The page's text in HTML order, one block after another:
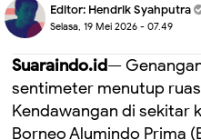
Editor: Hendrik Syahputra
Selasa, 19 Mei 2026 - 07.49
Suaraindo.id—
sentimeter menutup
Kendawangan di sekitar
Borneo Alumindo Prima